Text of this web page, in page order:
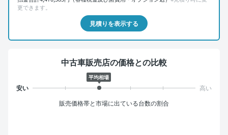
更できます。
見積りを表示する
中古車販売店の価格との比較
平均相場
販売価格帯と市場に出ている台数の割合